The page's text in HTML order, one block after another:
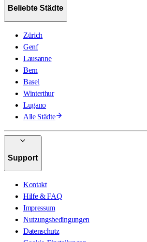
Beliebte Städte
Zürich
Genf
Lausanne
Bern
Basel
Winterthur
Lugano
Alle Städte
Support
Kontakt
Hilfe & FAQ
Impressum
Nutzungsbedingungen
Datenschutz